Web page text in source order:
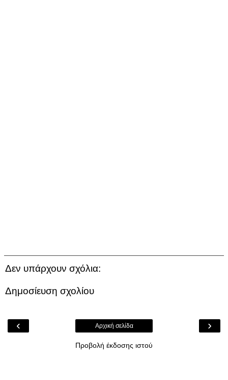
Δεν υπάρχουν σχόλια:
Δημοσίευση σχολίου
‹ ›
Αρχική σελίδα
Προβολή έκδοσης ιστού